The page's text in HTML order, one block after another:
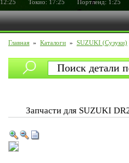
12:25 Токио: 17:25 Портленд: 1:25
Главная » Каталоги » SUZUKI (Сузуки)
Запчасти для SUZUKI